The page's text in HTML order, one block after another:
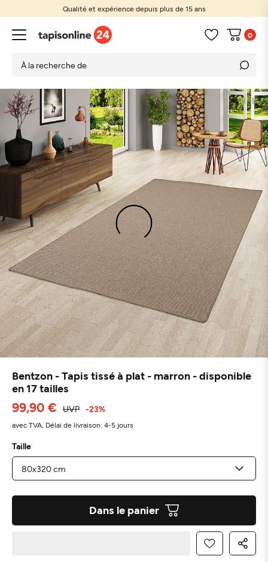
Qualité et expérience depuis plus de 15 ans
0
Bentzon - Tapis tissé à plat - marron - disponible
en 17 tailles
99,90 € UVP -23%
avec TVA, Délai de livraison: 4-5 jours
Taille
Dans le panier